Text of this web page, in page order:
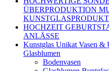
ÜBERPRODUKTION
HOCHZEIT
ANLÄSSE
Kunstglas Unikat Vasen &
Glasblumen
Bodenvasen